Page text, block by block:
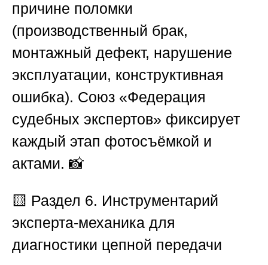
причине поломки
(производственный брак,
монтажный дефект, нарушение
эксплуатации, конструктивная
ошибка). Союз «Федерация
судебных экспертов» фиксирует
каждый этап фотосъёмкой и
актами. 📸
🟨 Раздел 6. Инструментарий
эксперта-механика для
диагностики цепной передачи